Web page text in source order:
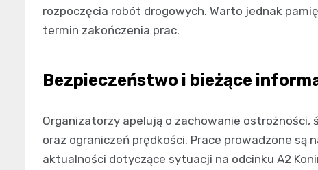
rozpoczęcia robót drogowych. Warto jednak
termin zakończenia prac.
Bezpieczeństwo i bieżące
Organizatorzy apelują o zachowanie
oraz ograniczeń prędkości. Prace prowadzone są
aktualności dotyczące sytuacji na odcinku A2